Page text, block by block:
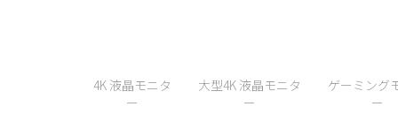
4K 液晶モニタ
ー
大型4K 液晶モニタ
ー
ゲーミング
ー